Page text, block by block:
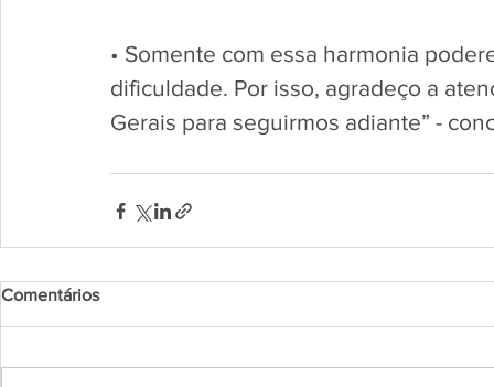
• Somente com essa harmonia
dificuldade. Por isso, agradeço a
Gerais para seguirmos adiante” -
Comentários